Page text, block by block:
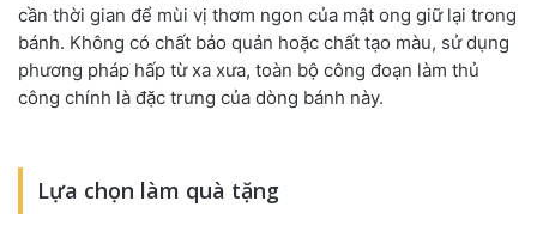
cần thời gian để mùi vị thơm ngon của mật ong giữ lại trong
bánh. Không có chất bảo quản hoặc chất tạo màu, sử dụng
phương pháp hấp từ xa xưa, toàn bộ công đoạn làm thủ
công chính là đặc trưng của dòng bánh này.
Lựa chọn làm quà tặng